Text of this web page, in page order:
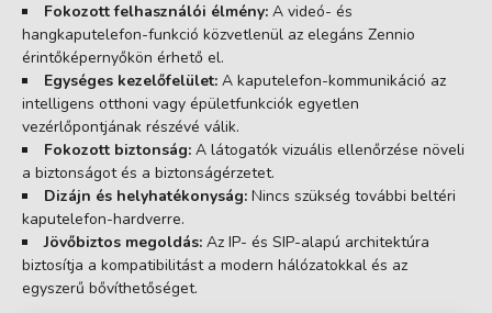
Fokozott felhasználói élmény: A videó- és
hangkaputelefon-funkció közvetlenül az elegáns Zennio
érintőképernyőkön érhető el.
Egységes kezelőfelület: A kaputelefon-kommunikáció az
intelligens otthoni vagy épületfunkciók egyetlen
vezérlőpontjának részévé válik.
Fokozott biztonság: A látogatók vizuális ellenőrzése növeli
a biztonságot és a biztonságérzetet.
Dizájn és helyhatékonyság: Nincs szükség további beltéri
kaputelefon-hardverre.
Jövőbiztos megoldás: Az IP- és SIP-alapú architektúra
biztosítja a kompatibilitást a modern hálózatokkal és az
egyszerű bővíthetőséget.